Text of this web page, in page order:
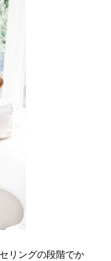
リングの段階でか